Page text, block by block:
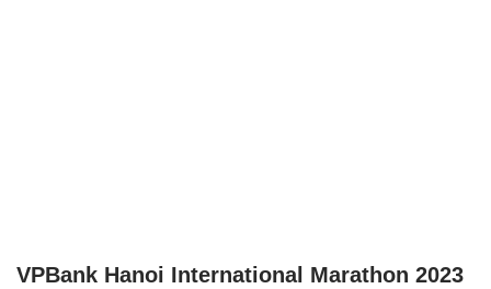
VPBank Hanoi International Marathon 2023